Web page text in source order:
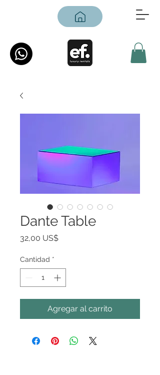
Dante Table
32,00 US$Precio
Cantidad *
Agregar al carrito